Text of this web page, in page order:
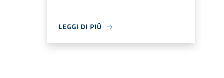
LEGGI DI PIÙ